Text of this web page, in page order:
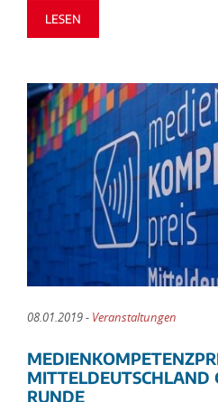
LESEN
08.01.2019 - Veranstaltungen
MITTELDEUTSCHLAND
RUNDE